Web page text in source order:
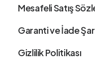
Mesafeli Satış
Garanti ve İade
Gizlilik Politikası